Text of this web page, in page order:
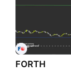
FORTH